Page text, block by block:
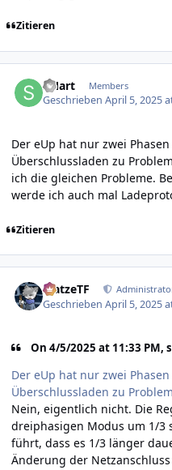
Zitieren
sMart Members
GeschriebenApril 5, 2025
Der eUp hat nur zwei
Überschlussladen zu
ich die gleichen Probleme.
werde ich auch mal
Zitieren
MatzeTF
GeschriebenApril 5, 2025
On 4/5/2025 at 11:33 PM,
Der eUp hat nur zwei
Überschlussladen zu
Nein, eigentlich nicht. Die
dreiphasigen Modus um 1/3
führt, dass es 1/3 länger
Änderung der